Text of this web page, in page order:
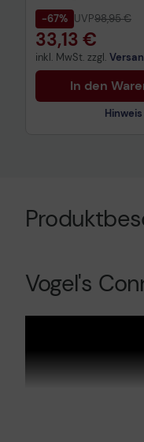
-67% UVP98,95 €
33,13 €
inkl. MwSt. zzgl.
In den
Hinweis
Vogel's